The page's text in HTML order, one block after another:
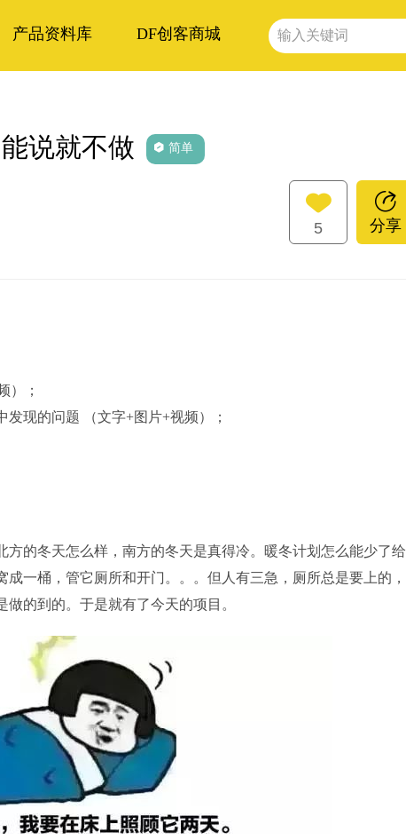
产品资料库 DF创客商城
说就不做 简单
5 分享
）；
现的问题 （文字+图片+视频）；
的冬天怎么样，南方的冬天是真得冷。暖冬计划怎么能少了给
一桶，管它厕所和开门。。。但人有三急，厕所总是要上的，
的到的。于是就有了今天的项目。